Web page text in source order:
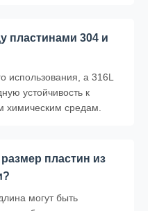
пластинами 304 и
использования, а 316L
устойчивость к
химическим средам.
пластин из
могут быть